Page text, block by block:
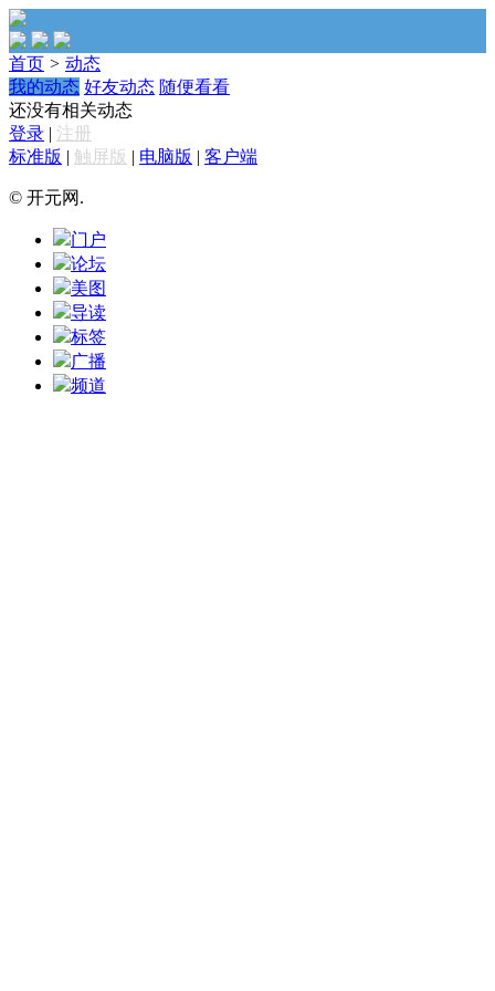
首页 > 动态
我的动态 好友动态 随便看看
还没有相关动态
登录 | 注册
标准版 | 触屏版 | 电脑版 | 客户端
© 开元网.
门户
论坛
美图
导读
标签
广播
频道